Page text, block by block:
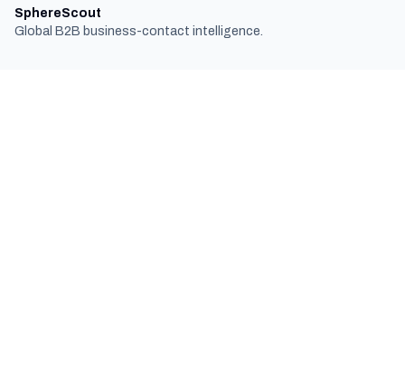
SphereScout
Global B2B business-contact intelligence.